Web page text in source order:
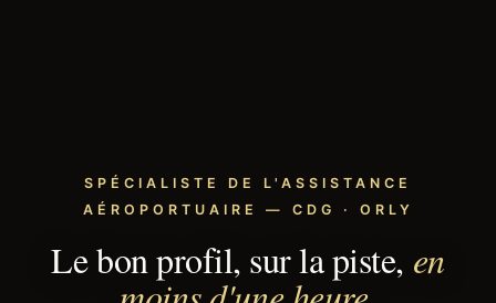
SPÉCIALISTE DE L'ASSISTANCE
AÉROPORTUAIRE — CDG · ORLY
Le bon profil, sur la piste, en